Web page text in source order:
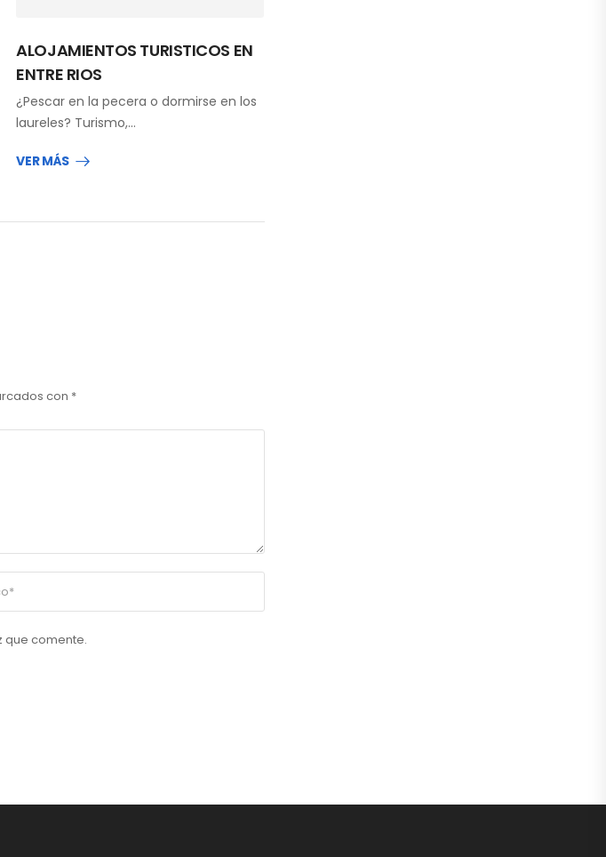
ALOJAMIENTOS TURISTICOS EN
ENTRE RIOS
¿Pescar en la pecera o dormirse en los
laureles? Turismo,…
VER MÁS
con *
que comente.